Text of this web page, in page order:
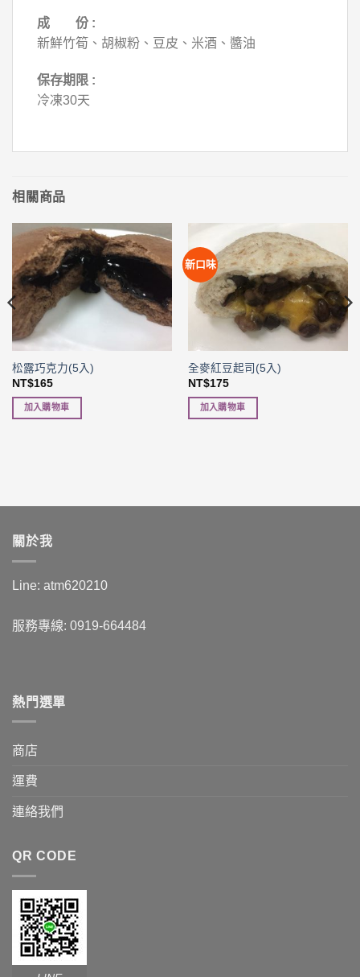
成 份 :
新鮮竹筍、胡椒粉、豆皮、米酒、醬油
保存期限 :
冷凍30天
相關商品
松露巧克力(5入)
NT$165
加入購物車
新口味
全麥紅豆起司(5入)
NT$175
加入購物車
關於我
Line: atm620210
服務專線: 0919-664484
熱門選單
商店
運費
連絡我們
QR CODE